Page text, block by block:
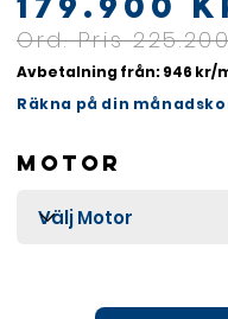
Ord. Pris
Avbetalning från: 946 kr/
Räkna på din
Motor